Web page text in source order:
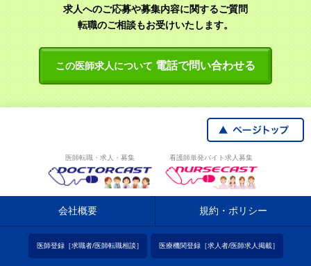
求人へのご応募や募集内容に関するご質問
転職のご相談もお受けいたします。
この医師求人について 電話で問い合わせる
医師転職・求人・募集 看護師単発バイト求人募集
会社概要 規約・ポリシー
医師登録［求職者/医師転職相談］ 医療機関登録［求人者/医師求人掲載］